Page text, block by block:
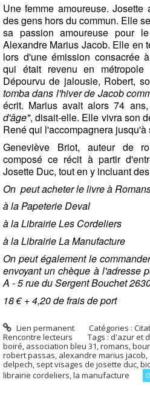
Une femme amoureuse.
des gens hors du commun. Elle
sa passion amoureuse pour
Alexandre Marius Jacob. Elle en
lors d'une émission consacrée
qui était revenu en
Dépourvu de jalousie, Robert,
tomba dans l'hiver de Jacob
écrit. Marius avait alors 74
d'âge", disait-elle. Elle vivra son
René qui l'accompagnera jusqu'à
Geneviève Briot, auteur de
composé ce récit à partir
Josette Duc, tout en y incluant
On peut acheter le livreà
à la Papeterie Deval
à la Librairie Les Cordeliers
à la Librairie La Manufacture
On peut également le
envoyant un chèque à l'adresse
A - 5 rue du Sergent Bouchet
18 € + 4,20 de frais de port
Lien permanent Catégories :
Rencontre lecteurs
Tags : d'azur et
boiré, association bleu 31,romans,
robert passas, alexandre marius jacob,
delpech, sept visages de josette duc,
librairie cordeliers,la manufacture 0